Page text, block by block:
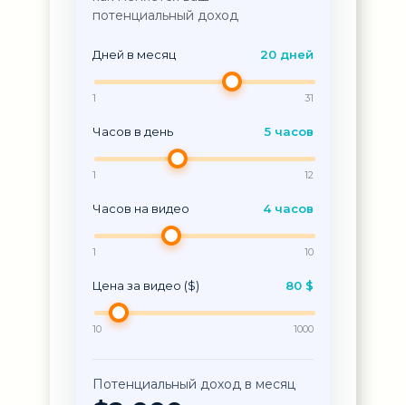
потенциальный доход
Дней в месяц 20 дней
1 31
Часов в день 5 часов
1 12
Часов на видео 4 часов
1 10
Цена за видео ($) 80 $
10 1000
Потенциальный доход в месяц